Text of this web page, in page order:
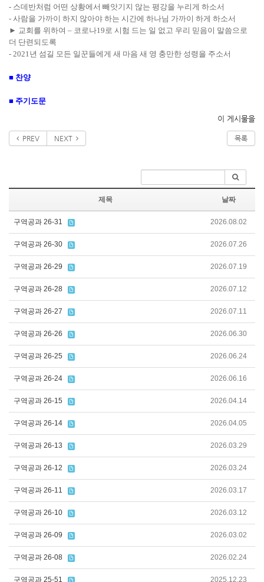
- 스데반처럼 어떤 상황에서 빼앗기지 않는 평강을 누리게 하소서
- 사람을 가까이 하지 않아야 하는 시간에 하나님 가까이 하게 하소서
► 교회를 위하여 – 코로나19로 시험 드는 일 없고 우리 믿음이 말씀으로
더 단련되도록
- 2021년 섬길 모든 일꾼들에게 새 마음 새 영 충만한 성령을 주소서
■ 찬양
■ 주기도문
이 게시물을
PREV NEXT 목록
제목 날짜
구역공과 26-31 2026.08.02
구역공과 26-30 2026.07.26
구역공과 26-29 2026.07.19
구역공과 26-28 2026.07.12
구역공과 26-27 2026.07.11
구역공과 26-26 2026.06.30
구역공과 26-25 2026.06.24
구역공과 26-24 2026.06.16
구역공과 26-15 2026.04.14
구역공과 26-14 2026.04.05
구역공과 26-13 2026.03.29
구역공과 26-12 2026.03.24
구역공과 26-11 2026.03.17
구역공과 26-10 2026.03.12
구역공과 26-09 2026.03.02
구역공과 26-08 2026.02.24
구역공과 25-51 2025.12.23